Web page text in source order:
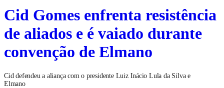
Cid Gomes enfrenta resistência
de aliados e é vaiado durante
convenção de Elmano
Cid defendeu a aliança com o presidente Luiz Inácio Lula da Silva e
Elmano